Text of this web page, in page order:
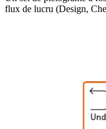
flux de lucru (Design,